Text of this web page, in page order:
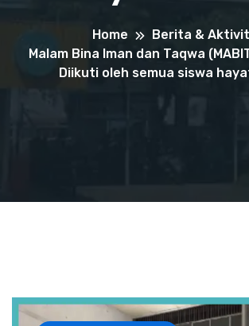
Home
Berita &
Malam Bina Iman dan Taqwa
Diikuti oleh semua siswa